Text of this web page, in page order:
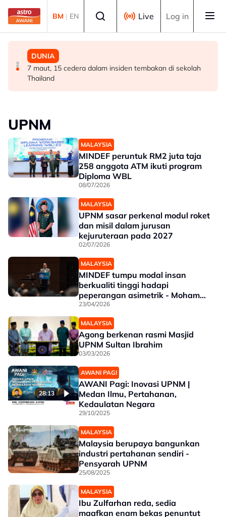
Skip to main content
BM | EN Live Log in
POLITIK
RCI Tabung Haji: 'Jika tidak boleh sanggah fakta, jangan
main sentimen rakyat' - AMK
POLITIK
Exco Negeri Sembilan: Risiko kemungkinan wujud 'dua
pusat pengaruh' - Mujibu
DUNIA
7 maut, 15 cedera dalam insiden tembakan di sekolah
Thailand
UPNM
MALAYSIA
MINDEF peruntuk RM2 juta taja
258 anggota ATM ikuti program
Diploma WBL
08/07/2026
MALAYSIA
UPNM sasar perkenal modul roket
dan misil dalam jurusan
kejuruteraan pada 2027
02/07/2026
MALAYSIA
MINDEF tumpu modal insan
berkualiti tinggi hadapi
peperangan asimetrik - Mohamed
Khaled
23/04/2026
MALAYSIA
Agong berkenan rasmi Masjid
UPNM Sultan Ibrahim
03/03/2026
28:13
AWANI PAGI
AWANI Pagi: Inovasi UPNM |
Medan Ilmu, Pertahanan,
Kedaulatan Negara
29/10/2025
MALAYSIA
Malaysia berupaya bangunkan
industri pertahanan sendiri -
Pensyarah UPNM
25/08/2025
MALAYSIA
Ibu Zulfarhan reda, sedia
maafkan enam bekas penuntut